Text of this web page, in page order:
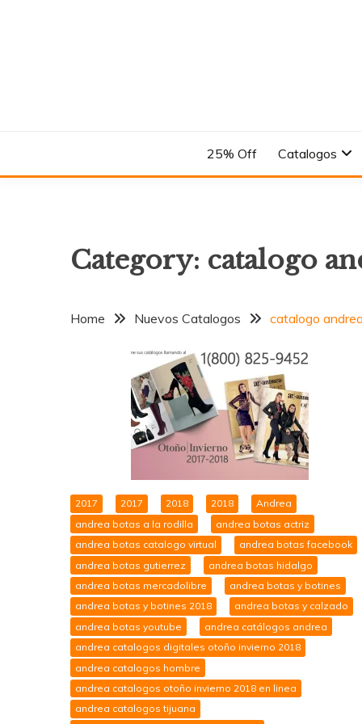
25% Off Catalogos
Category: catalogo
Home Nuevos Catalogos catalogo
2017 2017 2018 2018
Andrea
andrea botas a la rodilla
andrea botas actriz
andrea botas catalogo virtual
andrea botas facebook
andrea botas gutierrez
andrea botas hidalgo
andrea botas mercadolibre
andrea botas y botines
andrea botas y botines 2018
andrea botas y calzado
andrea botas youtube
andrea catálogos andrea
andrea catalogos digitales otoño invierno 2018
andrea catalogos hombre
andrea catalogos otoño invierno 2018 en linea
andrea catalogos tijuana